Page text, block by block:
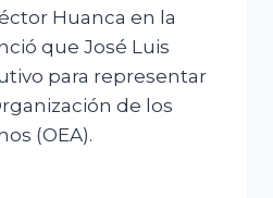
Huanca en la
que José Luis
para representar
de los
(OEA).